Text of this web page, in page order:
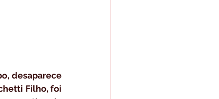
desaparece
Filho, foi